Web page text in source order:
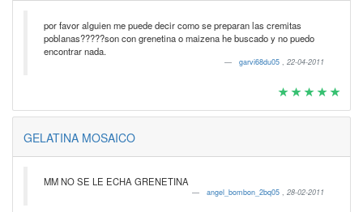
por favor alguien me puede decir como se preparan las cremitas
poblanas?????son con grenetina o maizena he buscado y no puedo
encontrar nada.
garvi68du05 , 22-04-2011
GELATINA MOSAICO
MM NO SE LE ECHA GRENETINA
angel_bombon_2bq05 , 28-02-2011